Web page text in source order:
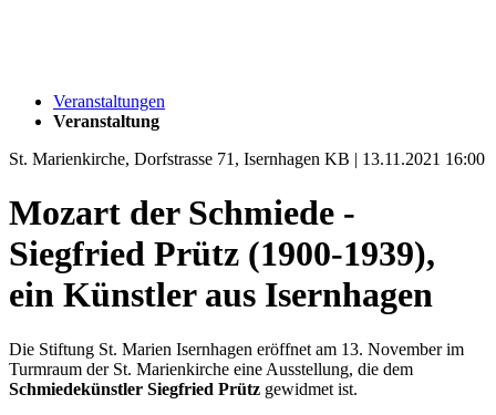
Veranstaltungen
Veranstaltung
St. Marienkirche, Dorfstrasse 71, Isernhagen KB | 13.11.2021 16:00
Mozart der Schmiede -
Siegfried Prütz (1900-1939),
ein Künstler aus Isernhagen
Die Stiftung St. Marien Isernhagen eröffnet am 13. November im
Turmraum der St. Marienkirche eine Ausstellung, die dem
Schmiedekünstler Siegfried Prütz gewidmet ist.